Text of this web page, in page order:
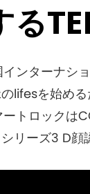
る
ンターナシ
のlifesを始め
トロックは
リーズ3 D顔